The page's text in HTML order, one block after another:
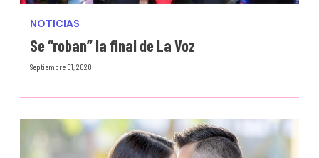
NOTICIAS
Se “roban” la final de La Voz
Septiembre 01, 2020